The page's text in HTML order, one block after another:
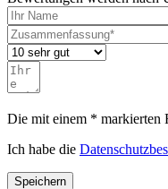
Die mit einem * markierten
Ich habe die
Speichern